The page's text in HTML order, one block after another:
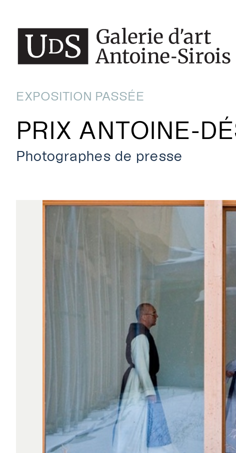
RECHERCHE

PRIX ANTOINE-
EXPOSITION PASSÉE
Photographes de presse